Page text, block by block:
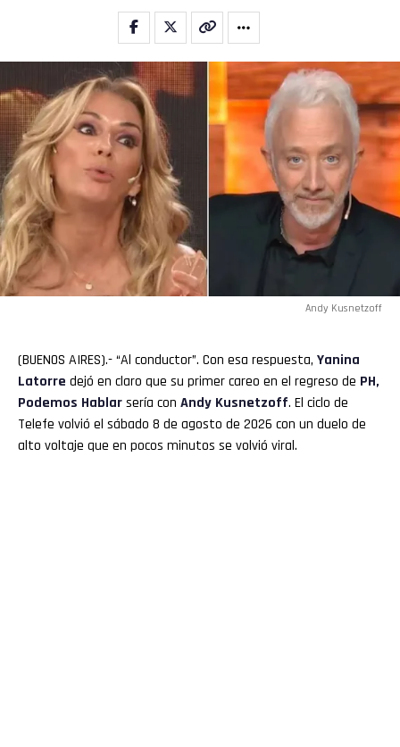
Andy Kusnetzoff
(BUENOS AIRES).- “Al conductor”. Con esa respuesta, Yanina
Latorre dejó en claro que su primer careo en el regreso de PH,
Podemos Hablarsería con Andy Kusnetzoff. El ciclo de
Telefe volvió el sábado 8 de agosto de 2026 con un duelo de
alto voltaje que en pocos minutos se volvió viral.